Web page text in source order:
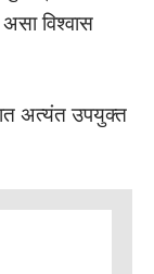
विश्वास
अत्यंत उपयुक्त